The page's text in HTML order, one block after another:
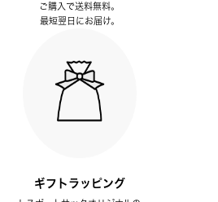
ご購入で送料無料。
最短翌日にお届け。
ギフトラッピング